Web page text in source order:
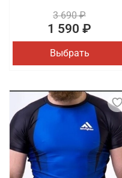
3 690 ₽
1 590 ₽
Выбрать